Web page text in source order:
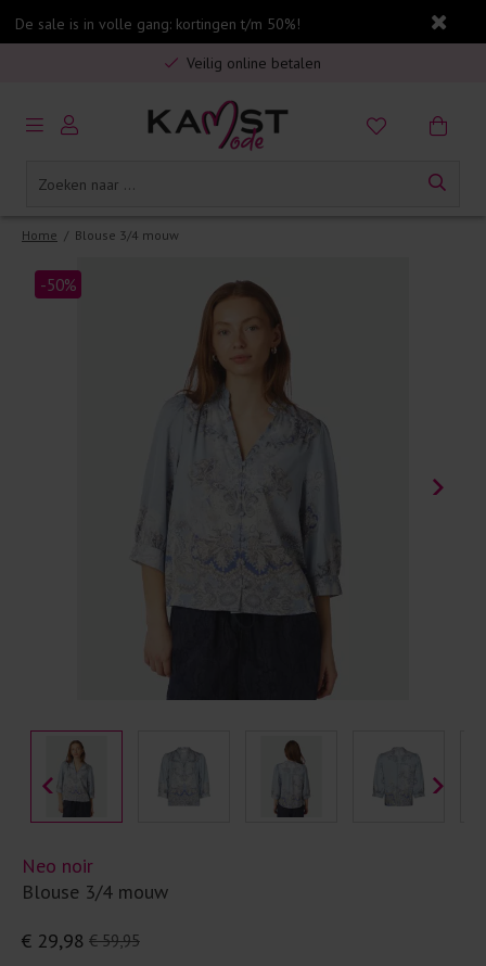
De sale is in volle gang: kortingen t/m 50%!
Gratis verzending in Nederland vanaf €75,-
Veilig online betalen
5% spaarbonus op jouw aankoop
Gratis verzending in Nederland vanaf €75,-
Home / Blouse 3/4 mouw
-50%
Neo noir
Blouse 3/4 mouw
€ 59,95
€ 29,98